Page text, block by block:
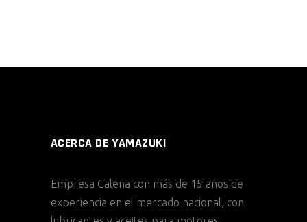
ACERCA DE YAMAZUKI
Empresa Caleña con más de 15 años de
experiencia en el mercado nacional, con